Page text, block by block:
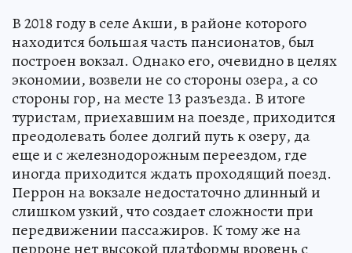
В 2018 году в селе Акши, в районе которого
находится большая часть пансионатов, был
построен вокзал. Однако его, очевидно в целях
экономии, возвели не со стороны озера, а со
стороны гор, на месте 13 разъезда. В итоге
туристам, приехавшим на поезде, приходится
преодолевать более долгий путь к озеру, да
еще и с железнодорожным переездом, где
иногда приходится ждать проходящий поезд.
Перрон на вокзале недостаточно длинный и
слишком узкий, что создает сложности при
передвижении пассажиров. К тому же на
перроне нет высокой платформы вровень с